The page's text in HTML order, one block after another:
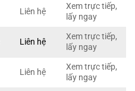
Liên hệ
Xem trực tiếp,
lấy ngay
Liên hệ
Xem trực tiếp,
lấy ngay
Liên hệ
Xem trực tiếp,
lấy ngay